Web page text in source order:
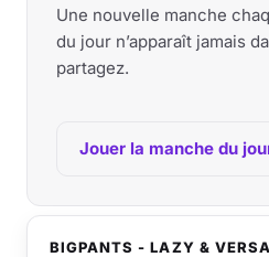
Une nouvelle manche
du jour n’apparaît jamais
partagez.
Jouer la manche du
BIGPANTS - LAZY &